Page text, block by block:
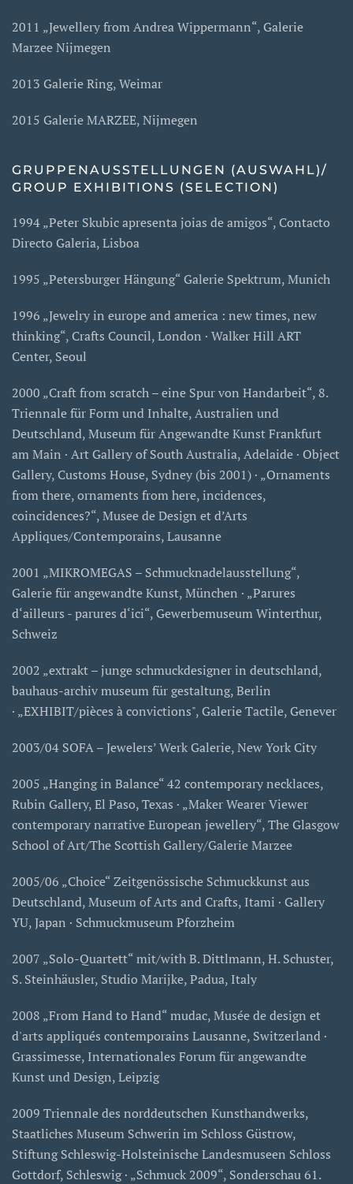
2011 „Jewellery from Andrea Wippermann“, Galerie
Marzee Nijmegen
2013 Galerie Ring, Weimar
2015 Galerie MARZEE, Nijmegen
GRUPPENAUSSTELLUNGEN (AUSWAHL)/
GROUP EXHIBITIONS (SELECTION)
1994 „Peter Skubic apresenta joias de amigos“, Contacto
Directo Galeria, Lisboa
1995 „Petersburger Hängung“ Galerie Spektrum, Munich
1996 „Jewelry in europe and america : new times, new
thinking“, Crafts Council, London · Walker Hill ART
Center, Seoul
2000 „Craft from scratch – eine Spur von Handarbeit“, 8.
Triennale für Form und Inhalte, Australien und
Deutschland, Museum für Angewandte Kunst Frankfurt
am Main · Art Gallery of South Australia, Adelaide · Object
Gallery, Customs House, Sydney (bis 2001) · „Ornaments
from there, ornaments from here, incidences,
coincidences?“, Musee de Design et d’Arts
Appliques/Contemporains, Lausanne
2001 „MIKROMEGAS – Schmucknadelausstellung“,
Galerie für angewandte Kunst, München · „Parures
d‘ailleurs - parures d‘ici“, Gewerbemuseum Winterthur,
Schweiz
2002 „extrakt – junge schmuckdesigner in deutschland,
bauhaus-archiv museum für gestaltung, Berlin
· „EXHIBIT/pièces à convictions", Galerie Tactile, Genever
2003/04 SOFA – Jewelers’ Werk Galerie, New York City
2005 „Hanging in Balance“ 42 contemporary necklaces,
Rubin Gallery, El Paso, Texas · „Maker Wearer Viewer
contemporary narrative European jewellery“, The Glasgow
School of Art/The Scottish Gallery/Galerie Marzee
2005/06 „Choice“ Zeitgenössische Schmuckkunst aus
Deutschland, Museum of Arts and Crafts, Itami · Gallery
YU, Japan · Schmuckmuseum Pforzheim
2007 „Solo-Quartett“ mit/with B. Dittlmann, H. Schuster,
S. Steinhäusler, Studio Marijke, Padua, Italy
2008 „From Hand to Hand“ mudac, Musée de design et
d'arts appliqués contemporains Lausanne, Switzerland ·
Grassimesse, Internationales Forum für angewandte
Kunst und Design, Leipzig
2009 Triennale des norddeutschen Kunsthandwerks,
Staatliches Museum Schwerin im Schloss Güstrow,
Stiftung Schleswig-Holsteinische Landesmuseen Schloss
Gottdorf, Schleswig · „Schmuck 2009“, Sonderschau 61.